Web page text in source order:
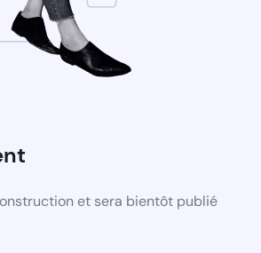
et sera bientôt publié